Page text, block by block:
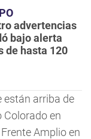
advertencias
bajo alerta
de hasta 120
están arriba de
Colorado en
Amplio en